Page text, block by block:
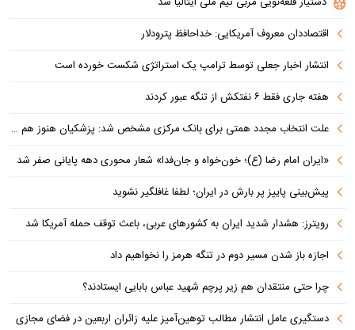
اقتصاددان معروف آمریکایی: خداحافظ پترودلار
انتشار اخبار جعلی توسط ترامپ یک استراتژی شکست خورده است
هفته جاری فقط ۶ نفتکش از تنگه عبور کردند
علت انتخاب مجدد همتی برای بانک مرکزی مشخص شد: پزشکیان هنوز هم متوجه نشده است چرا همتی استیضاح شد!
«ایران امام رضا (ع)؛ خون‌خواه و جان‌فدا» شعار محوری دهه پایانی صفر شد
پیش‌بینی پاییز پر بارش در ایران؛ لطفا غافلگیر نشوید
رویترز: هشدار شدید ایران به کشورهای عربی، باعث توقف حمله آمریکا شد
اجازه باز شدن مسیر دوم در تنگه هرمز را نخواهیم داد
چرا حتی منتقدان هم زیر پرچم شهید عباس بابایی ایستادند؟
دستگیری عامل انتشار مطالب توهین‌آمیز علیه زائران اربعین در فضای مجازی